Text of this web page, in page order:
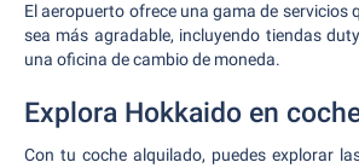
El aeropuerto ofrece una gama de servicios
sea más agradable, incluyendo tiendas
una oficina de cambio de moneda.
Explora Hokkaido en
Con tu coche alquilado, puedes explorar